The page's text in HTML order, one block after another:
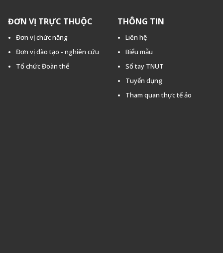
ĐƠN VỊ TRỰC THUỘC
Đơn vị chức năng
Đơn vị đào tạo - nghiên cứu
Tổ chức Đoàn thể
THÔNG TIN
Liên hệ
Biểu mẫu
Sổ tay TNUT
Tuyển dụng
Tham quan thực tế ảo